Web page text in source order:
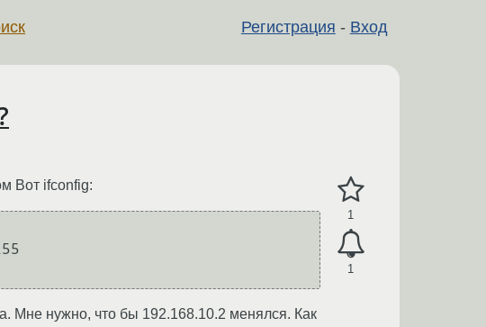
Регистрация - Вход
1
1
Вот ifconfig:
Мне нужно, что бы 192.168.10.2 менялся. Как